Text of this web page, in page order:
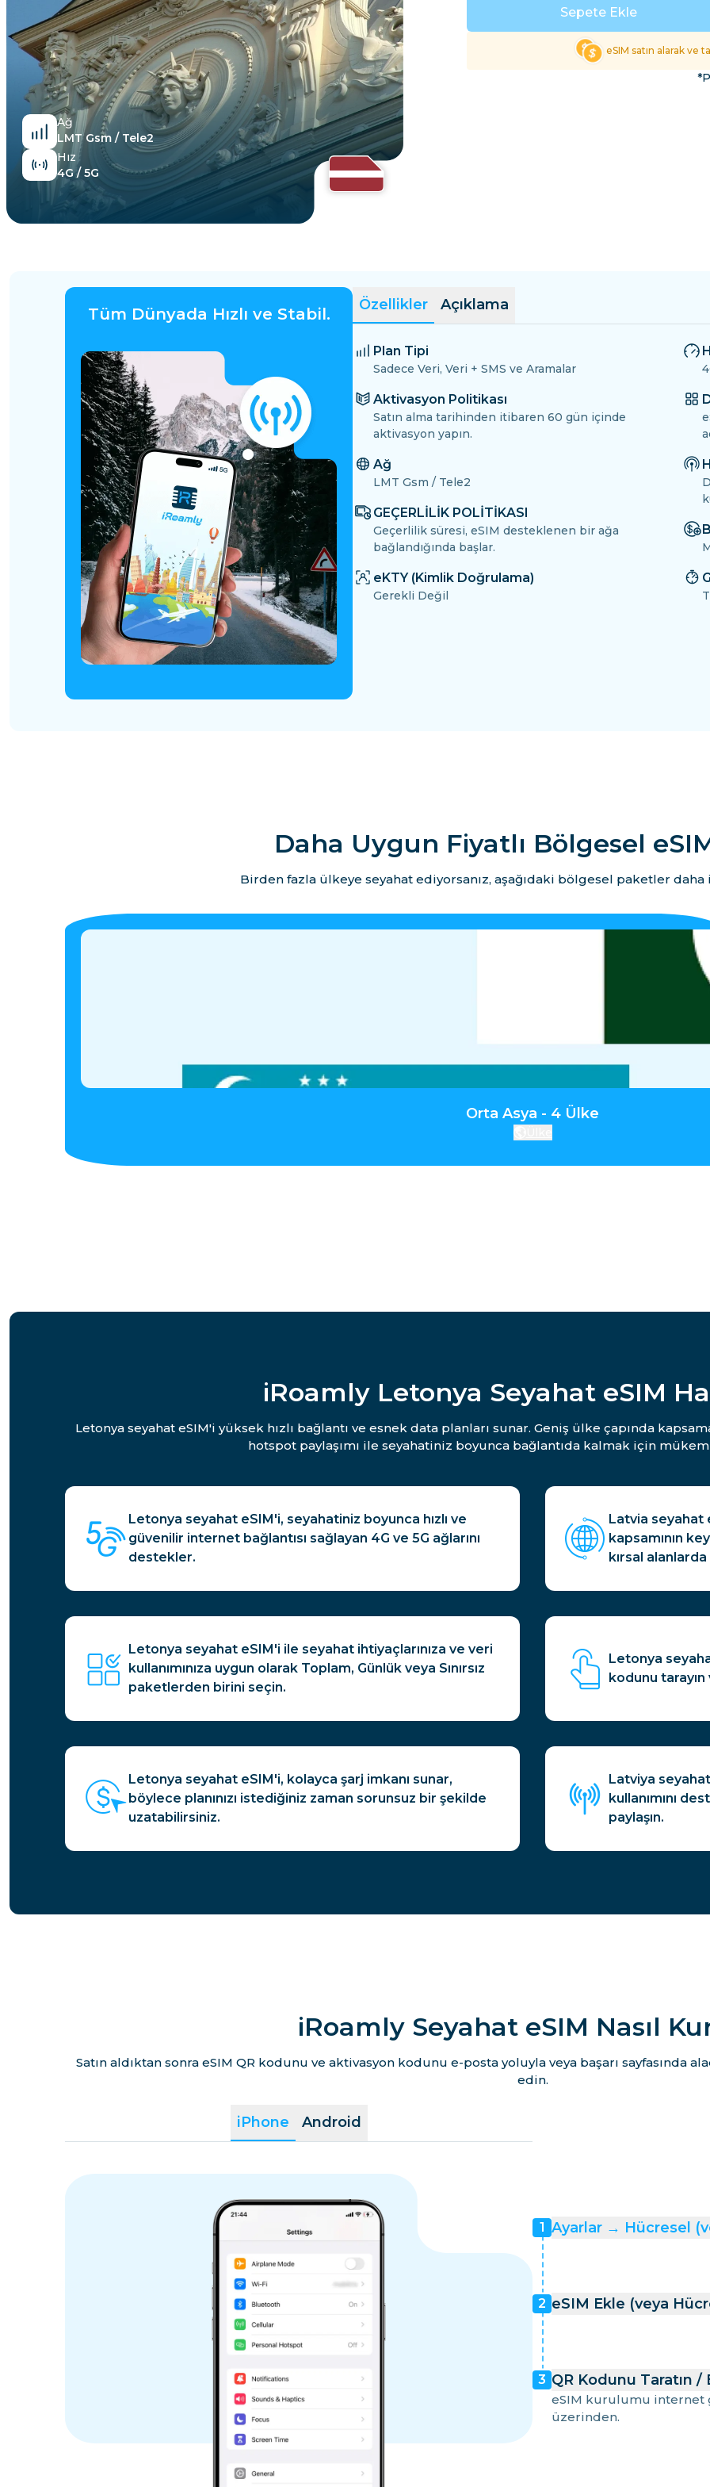
Tüm Varış Yerlerini
Ağ
LMT Gsm / Tele2
Hız
4G / 5G
Sepete Ekle
eSIM satın alarak ve
Tüm Dünyada Hızlı ve Stabil. Özellikler Açıklama
Plan Tipi
Sadece Veri, Veri + SMS ve Aramalar
Aktivasyon Politikası
Satın alma tarihinden itibaren 60 gün içinde
aktivasyon yapın.
Ağ
LMT Gsm / Tele2
GEÇERLİLİK POLİTİKASI
Geçerlilik süresi, eSIM desteklenen bir ağa
bağlandığında başlar.
eKTY (Kimlik Doğrulama)
Gerekli Değil
Daha Uygun Fiyatlı Bölgesel
Birden fazla ülkeye seyahat ediyorsanız, aşağıdaki bölgesel paketler
Orta Asya - 4 Ülke
iRoamly Letonya Seyahat eSIM
Letonya seyahat eSIM'i yüksek hızlı bağlantı ve esnek data planları sunar. Geniş ülke çapında
hotspot paylaşımı ile seyahatiniz boyunca bağlantıda kalmak için
Letonya seyahat eSIM'i, seyahatiniz boyunca hızlı ve
güvenilir internet bağlantısı sağlayan 4G ve 5G ağlarını
destekler.
Latvia seyahat
kapsamının
kırsal alanlarda
Letonya seyahat eSIM'i ile seyahat ihtiyaçlarınıza ve veri
kullanımınıza uygun olarak Toplam, Günlük veya Sınırsız
paketlerden birini seçin.
Letonya
kodunu
Letonya seyahat eSIM'i, kolayca şarj imkanı sunar,
böylece planınızı istediğiniz zaman sorunsuz bir şekilde
uzatabilirsiniz.
Latviya seyahat
kullanımını
paylaşın.
iRoamly Seyahat eSIM Nasıl
Satın aldıktan sonra eSIM QR kodunu ve aktivasyon kodunu e-posta yoluyla veya başarı sayfasında
edin.
iPhone Android
1 Ayarlar → Hücresel
2 eSIM Ekle (veya
3 QR Kodunu Taratın
eSIM kurulumu internet
üzerinden.